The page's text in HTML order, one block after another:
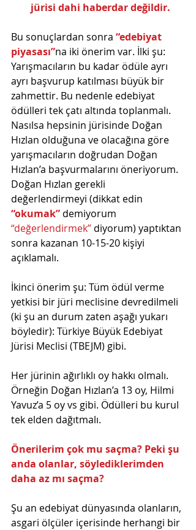
jürisi dahi haberdar değildir.
Bu sonuçlardan sonra “edebiyat
piyasası”na iki önerim var. İlki şu:
Yarışmacıların bu kadar ödüle ayrı
ayrı başvurup katılması büyük bir
zahmettir. Bu nedenle edebiyat
ödülleri tek çatı altında toplanmalı.
Nasılsa hepsinin jürisinde Doğan
Hızlan olduğuna ve olacağına göre
yarışmacıların doğrudan Doğan
Hızlan’a başvurmalarını öneriyorum.
Doğan Hızlan gerekli
değerlendirmeyi (dikkat edin
“okumak” demiyorum
“değerlendirmek” diyorum) yaptıktan
sonra kazanan 10-15-20 kişiyi
açıklamalı.
İkinci önerim şu: Tüm ödül verme
yetkisi bir jüri meclisine devredilmeli
(ki şu an durum zaten aşağı yukarı
böyledir): Türkiye Büyük Edebiyat
Jürisi Meclisi (TBEJM) gibi.
Her jürinin ağırlıklı oy hakkı olmalı.
Örneğin Doğan Hızlan’a 13 oy, Hilmi
Yavuz’a 5 oy vs gibi. Ödülleri bu kurul
tek elden dağıtmalı.
Önerilerim çok mu saçma? Peki şu
anda olanlar, söylediklerimden
daha az mı saçma?
Şu an edebiyat dünyasında olanların,
asgari ölçüler içerisinde herhangi bir